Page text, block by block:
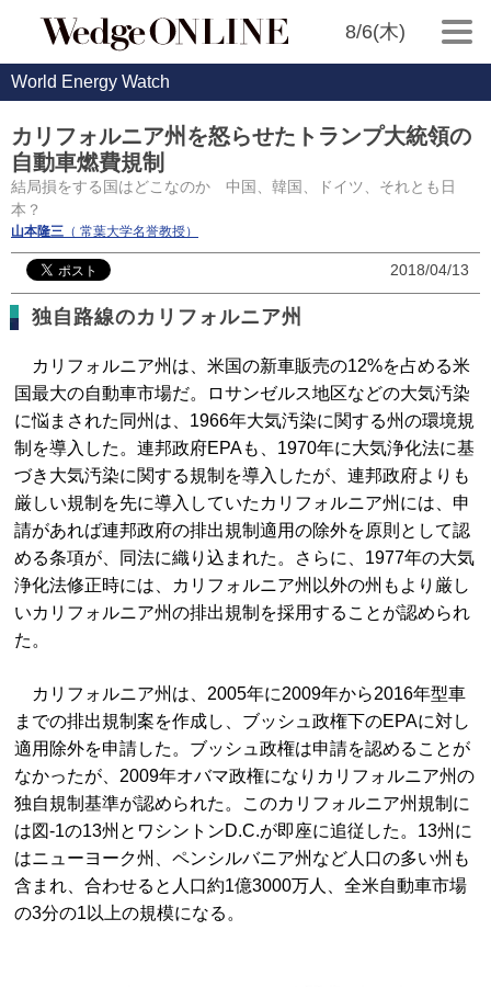
8/6(木)
World Energy Watch
カリフォルニア州を怒らせたトランプ大統領の
自動車燃費規制
結局損をする国はどこなのか 中国、韓国、ドイツ、それとも日
本？
山本隆三 （ 常葉大学名誉教授）
2018/04/13
独自路線のカリフォルニア州
カリフォルニア州は、米国の新車販売の12%を占める米
国最大の自動車市場だ。ロサンゼルス地区などの大気汚染
に悩まされた同州は、1966年大気汚染に関する州の環境規
制を導入した。連邦政府EPAも、1970年に大気浄化法に基
づき大気汚染に関する規制を導入したが、連邦政府よりも
厳しい規制を先に導入していたカリフォルニア州には、申
請があれば連邦政府の排出規制適用の除外を原則として認
める条項が、同法に織り込まれた。さらに、1977年の大気
浄化法修正時には、カリフォルニア州以外の州もより厳し
いカリフォルニア州の排出規制を採用することが認められ
た。
カリフォルニア州は、2005年に2009年から2016年型車
までの排出規制案を作成し、ブッシュ政権下のEPAに対し
適用除外を申請した。ブッシュ政権は申請を認めることが
なかったが、2009年オバマ政権になりカリフォルニア州の
独自規制基準が認められた。このカリフォルニア州規制に
は図-1の13州とワシントンD.C.が即座に追従した。13州に
はニューヨーク州、ペンシルバニア州など人口の多い州も
含まれ、合わせると人口約1億3000万人、全米自動車市場
の3分の1以上の規模になる。